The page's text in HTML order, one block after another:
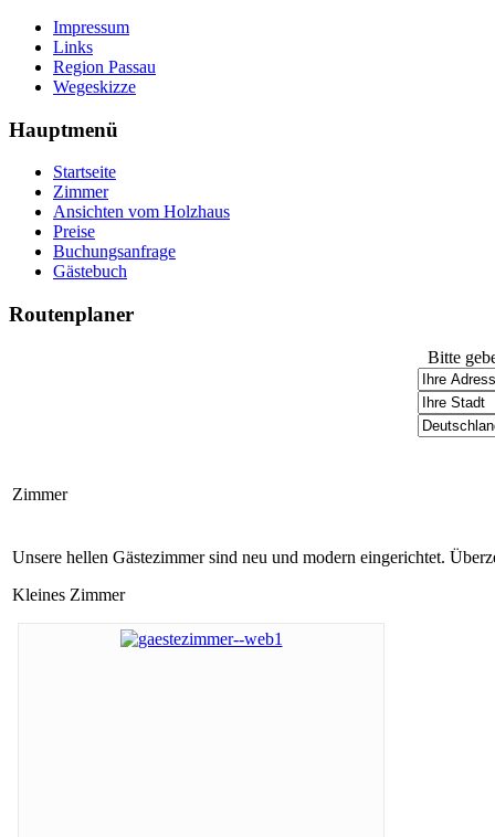
Impressum
Links
Region Passau
Wegeskizze
Hauptmenü
Startseite
Zimmer
Ansichten vom Holzhaus
Preise
Buchungsanfrage
Gästebuch
Routenplaner
Bitte
Zimmer
Unsere hellen Gästezimmer sind neu und modern eingerichtet.
Kleines Zimmer